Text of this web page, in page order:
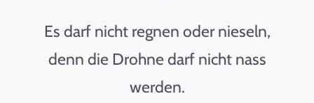
Es darf nicht regnen oder nieseln,
denn die Drohne darf nicht nass
werden.